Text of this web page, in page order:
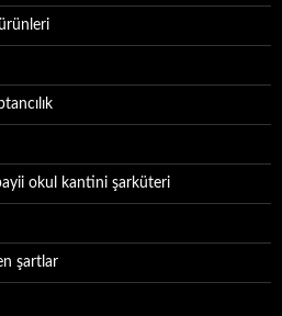
okul kantini şarküteri
şartlar